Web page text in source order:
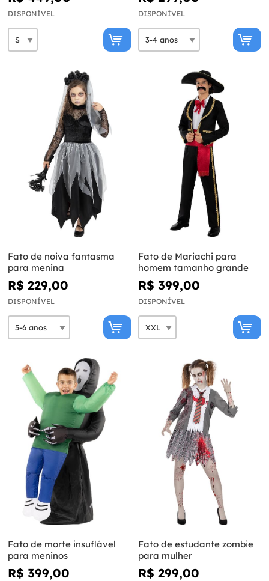
DISPONÍVEL DISPONÍVEL
Fato de noiva fantasma
para menina
R$ 229,00
DISPONÍVEL
Fato de Mariachi para
homem tamanho grande
R$ 399,00
DISPONÍVEL
Fato de morte insuflável
para meninos
R$ 399,00
Fato de estudante zombie
para mulher
R$ 299,00